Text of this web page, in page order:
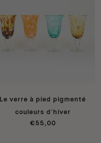
Le verre à pied pigmenté
couleurs d'hiver
€55,00